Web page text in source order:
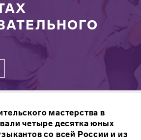
мастерства в
четыре десятка юных
со всей России и из